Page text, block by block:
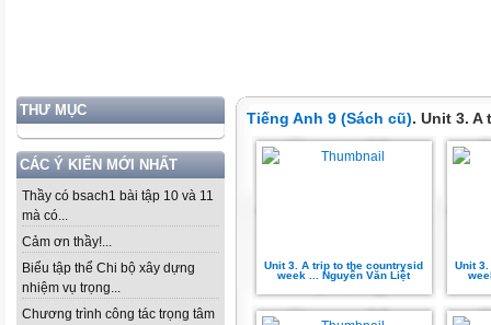
THƯ MỤC
CÁC Ý KIẾN MỚI NHẤT
Thầy có bsach1 bài tập 10 và 11
mà có...
Cảm ơn thầy!...
Biểu tập thể Chi bộ xây dựng
nhiệm vụ trọng...
Chương trình công tác trọng tâm
Tiếng Anh 9 (Sách cũ). Unit 3.
Unit 3. A trip to the countrysid
week ... Nguyễn Văn Liệt
Unit